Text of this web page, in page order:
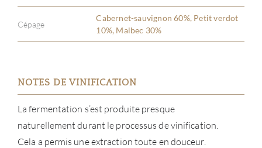
Cépage
Cabernet-sauvignon 60%, Petit verdot
10%, Malbec 30%
NOTES DE VINIFICATION
La fermentation s’est produite presque
naturellement durant le processus de vinification.
Cela a permis une extraction toute en douceur.